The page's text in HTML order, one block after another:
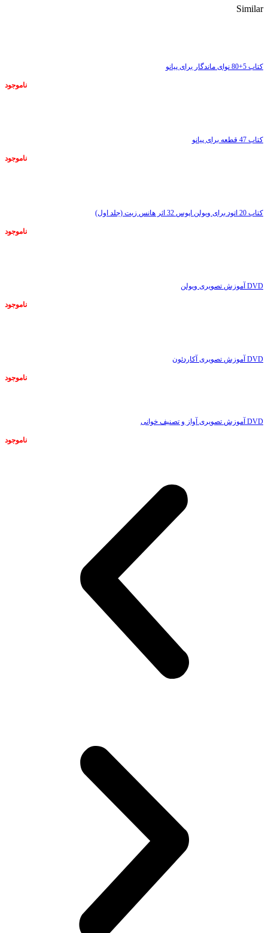
Similar
کتاب 5+80 نوای ماندگار برای پیانو
ناموجود
کتاب 47 قطعه برای پیانو
ناموجود
کتاب 20 اتود برای ویولن اپوس 32 اثر هانس زیت (جلد اول)
ناموجود
DVD آموزش تصویری ویولن
ناموجود
DVD آموزش تصویری آکاردئون
ناموجود
DVD آموزش تصویری آواز و تصنیف خوانی
ناموجود